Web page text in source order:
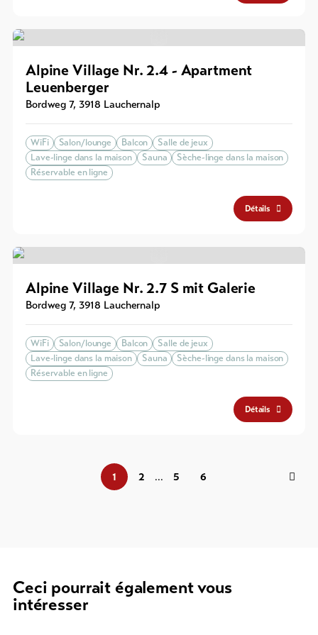
Alpine Village Nr. 2.4 - Apartment
Leuenberger
Bordweg 7, 3918 Lauchernalp
WiFi Salon/lounge Balcon
Salle de jeux
Lave-linge dans la maison
Sauna
Sèche-linge dans la maison
Réservable en ligne
Détails
Alpine Village Nr. 2.7 S mit Galerie
Bordweg 7, 3918 Lauchernalp
WiFi Salon/lounge Balcon
Salle de jeux
Lave-linge dans la maison
Sauna
Sèche-linge dans la maison
Réservable en ligne
Détails
1 2 ... 5 6
Ceci pourrait également vous
intéresser